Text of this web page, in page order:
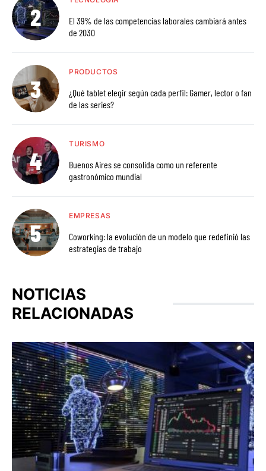
El 39% de las competencias laborales cambiará antes
de 2030
PRODUCTOS
¿Qué tablet elegir según cada perfil: Gamer, lector o fan
de las series?
TURISMO
Buenos Aires se consolida como un referente
gastronómico mundial
EMPRESAS
Coworking: la evolución de un modelo que redefinió las
estrategias de trabajo
NOTICIAS
RELACIONADAS